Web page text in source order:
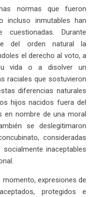
normas que fueron
incluso inmutables han
cuestionadas. Durante
del orden natural la
el derecho al voto, a
vida o a disolver un
raciales que sostuvieron
diferencias naturales
hijos nacidos fuera del
en nombre de una moral
se deslegitimaron
consideradas
inaceptables
expresiones de
protegidos e